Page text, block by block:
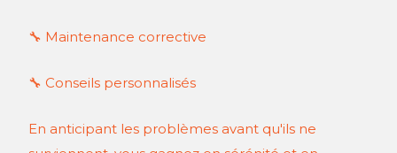
🔧 Maintenance corrective
🔧 Conseils personnalisés
En anticipant les problèmes avant qu'ils ne